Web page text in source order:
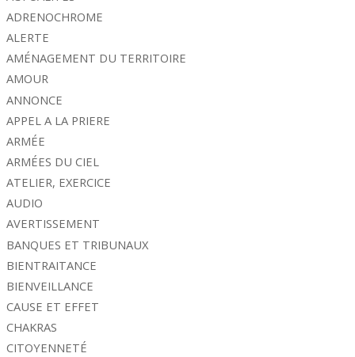
ADRENOCHROME
ALERTE
AMÉNAGEMENT DU TERRITOIRE
AMOUR
ANNONCE
APPEL A LA PRIERE
ARMÉE
ARMÉES DU CIEL
ATELIER, EXERCICE
AUDIO
AVERTISSEMENT
BANQUES ET TRIBUNAUX
BIENTRAITANCE
BIENVEILLANCE
CAUSE ET EFFET
CHAKRAS
CITOYENNETÉ